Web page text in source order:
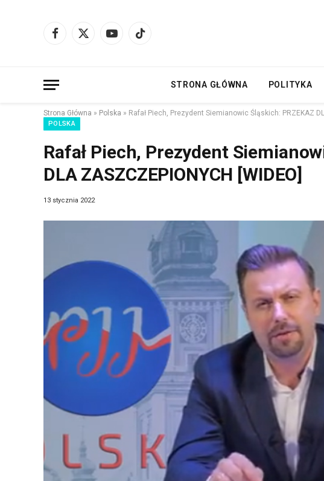
Facebook
X
YouTubeTikTok
STRONA GŁÓWNA POLITYKA
Strona Główna » Polska » Rafał Piech, Prezydent Siemianowic Śląskich: PRZEKAZ
POLSKA
Rafał Piech, Prezydent
DLA ZASZCZEPIONYCH [WIDEO]
13 stycznia 2022